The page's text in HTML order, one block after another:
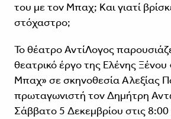
του με τον Μπαχ; Και γιατί
στόχαστρο;
Το θέατρο ΑντίΛογος
θεατρικό έργο της Ελένης
Μπαχ» σε σκηνοθεσία Αλεξίας
πρωταγωνιστή τον Δημήτρη
Σάββατο 5 Δεκεμβρίου στις